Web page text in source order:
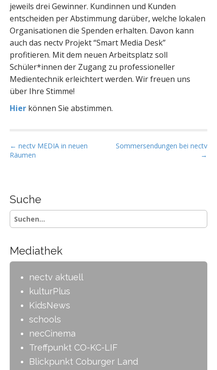
jeweils drei Gewinner. Kundinnen und Kunden
entscheiden per Abstimmung darüber, welche lokalen
Organisationen die Spenden erhalten. Davon kann
auch das nectv Projekt “Smart Media Desk”
profitieren. Mit dem neuen Arbeitsplatz soll
Schüler*innen der Zugang zu professioneller
Medientechnik erleichtert werden. Wir freuen uns
über Ihre Stimme!
Hier können Sie abstimmen.
P
o
n
a
v
g
a
← nectv MEDIA in neuen
Räumen
Sommersendungen bei nectv
→
Suche
S
u
e
n
Mediathek
-
nectv aktuell
kulturPlus
KidsNews
schools
necCinema
Treffpunkt CO-KC-LIF
Blickpunkt Coburger Land